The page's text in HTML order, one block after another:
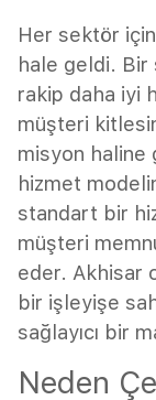
Her sektör
hale geldi.
rakip daha iyi
müşteri
misyon
hizmet
standart bir
müşteri
eder. Akhisar
bir işleyişe
sağlayıcı bir
Neden